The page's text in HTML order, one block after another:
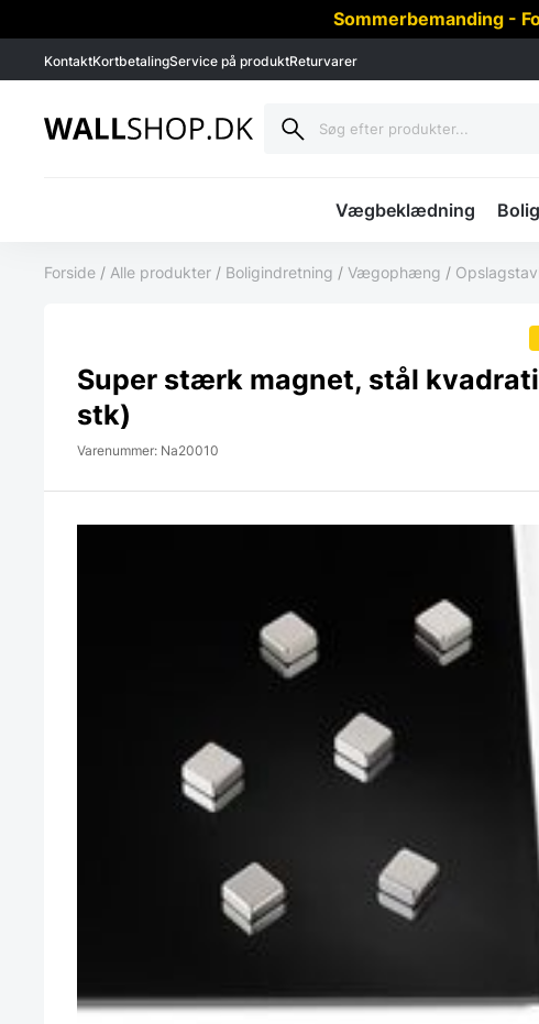
Sommerbemanding -
KontaktKortbetalingService på produktReturvarer
Vægbeklædning
Forside / Alle produkter / Boligindretning / Vægophæng /
Super stærk magnet, stål
stk)
Varenummer: Na20010